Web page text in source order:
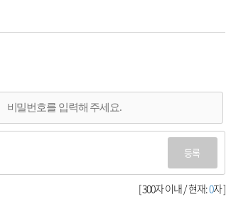
등록
[ 300자 이내 / 현재:0자 ]